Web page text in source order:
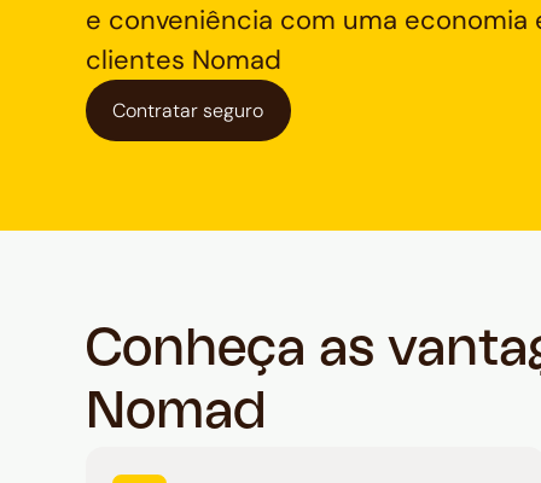
e conveniência com uma economia
clientes Nomad
Contratar seguro
Conheça as
Nomad